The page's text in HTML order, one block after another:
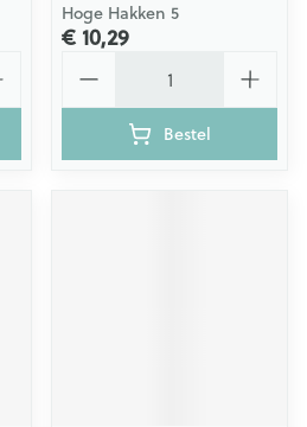
Hoge Hakken 5
€ 10,29
Bestel